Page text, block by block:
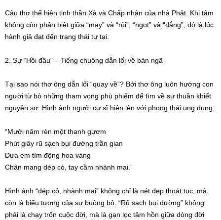
Câu thơ thể hiện tinh thần Xả và Chấp nhận của nhà Phật. Khi tâm
không còn phân biệt giữa “may” và “rủi”, “ngọt” và “đắng”, đó là lúc
hành giả đạt đến trạng thái tự tại.
2. Sự “Hồi đầu” – Tiếng chuông dẫn lối về bản ngã
Tại sao nói thơ ông dẫn lối “quay về”? Bởi thơ ông luôn hướng con
người từ bỏ những tham vọng phù phiếm để tìm về sự thuần khiết
nguyên sơ. Hình ảnh người cư sĩ hiện lên với phong thái ung dung:
“Mười năm rèn một thanh gươm
Phút giây rũ sạch bụi đường trần gian
Đưa em tìm động hoa vàng
Chân mang dép cỏ, tay cầm nhành mai.”
Hình ảnh “dép cỏ, nhành mai” không chỉ là nét đẹp thoát tục, mà
còn là biểu tượng của sự buông bỏ. “Rũ sạch bụi đường” không
phải là chạy trốn cuộc đời, mà là gạn lọc tâm hồn giữa dòng đời